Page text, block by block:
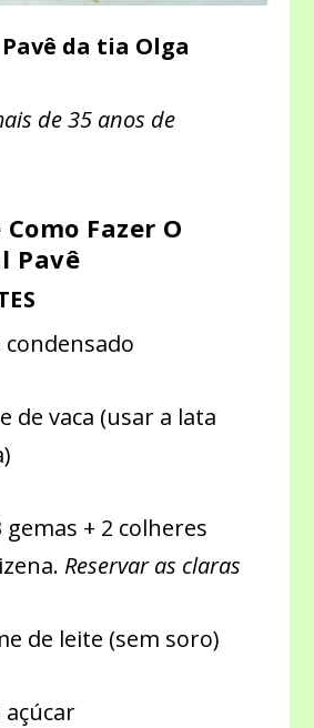
da tia Olga
de 35 anos de
Fazer O
Pavê
de vaca (usar a lata
+ 2 colheres
Reservar as claras
de leite (sem soro)
açúcar